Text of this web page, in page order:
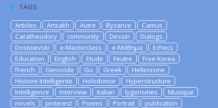
TAGS
Articles Artsakh Autre Byzance
Camus
Caratheodory
community Dessin
Dialogs
Dostoievski
e-Masterclass e-Μάθημα
Echecs
Education
English Etude Feutre
Free Korea
French
Genocide Go Greek
Hellenisme
Histoire Intelligente
Holodomor
Hyperstructure
Intelligence
Interview Italian lygerismes
Musique
novels
pinterest Poems Portrait
publication